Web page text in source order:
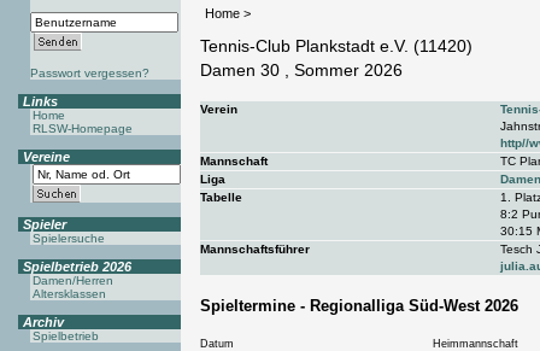
Home >
Passwort vergessen?
Links
Home
RLSW-Homepage
Vereine
Spieler
Spielersuche
Spielbetrieb 2026
Damen/Herren
Altersklassen
Archiv
Spielbetrieb
Tennis-Club Plankstadt e.V. (11420)
Damen 30 , Sommer 2026
Verein
http//
Mannschaft
TC
Liga
Tabelle
1.
8:2
30:15
Mannschaftsführer
Tesch
Spieltermine - Regionalliga Süd-West 2026
Datum Heimmannschaft